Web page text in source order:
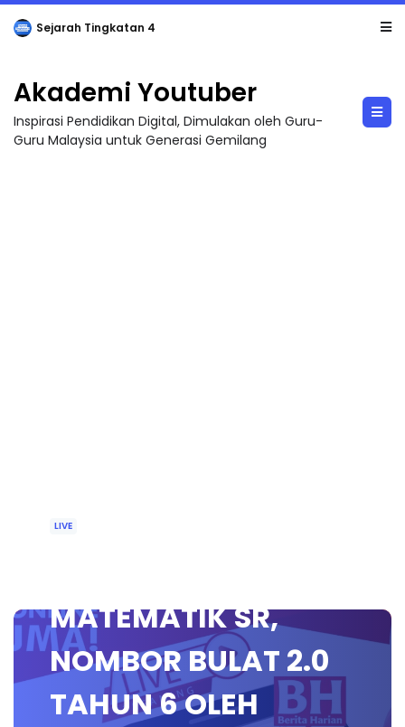
LIVE 🔴 [LIVE] PRINSIP PERAKAUNAN, BEDAH TUNTAS SOALAN 1 TRIAL OLEH CIKGU ...
Akademi Youtuber
Inspirasi Pendidikan Digital, Dimulakan oleh Guru-
Guru Malaysia untuk Generasi Gemilang
LIVE
MATEMATIK SR,
NOMBOR BULAT 2.0
TAHUN 6 OLEH